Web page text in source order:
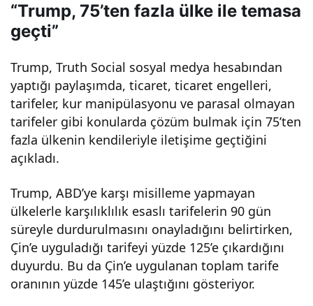
“Trump, 75’ten fazla ülke ile temasa
geçti”
Trump, Truth Social sosyal medya hesabından
yaptığı paylaşımda, ticaret, ticaret engelleri,
tarifeler, kur manipülasyonu ve parasal olmayan
tarifeler gibi konularda çözüm bulmak için 75’ten
fazla ülkenin kendileriyle iletişime geçtiğini
açıkladı.
Trump, ABD’ye karşı misilleme yapmayan
ülkelerle karşılıklılık esaslı tarifelerin 90 gün
süreyle durdurulmasını onayladığını belirtirken,
Çin’e uyguladığı tarifeyi yüzde 125’e çıkardığını
duyurdu. Bu da Çin’e uygulanan toplam tarife
oranının yüzde 145’e ulaştığını gösteriyor.
ğini
n
etki
siyl
e
düş
tü!